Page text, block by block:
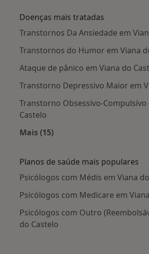
Doenças mais tratadas
Transtornos Da Ansiedade em
Transtornos do Humor em Viana
Ataque de pânico em Viana do
Transtorno Depressivo Maior em
Transtorno Obsessivo-Compulsivo
Castelo
Mais (15)
Planos de saúde mais populares
Psicólogos com Médis em Viana
Psicólogos com Medicare em
Psicólogos com Outro
do Castelo